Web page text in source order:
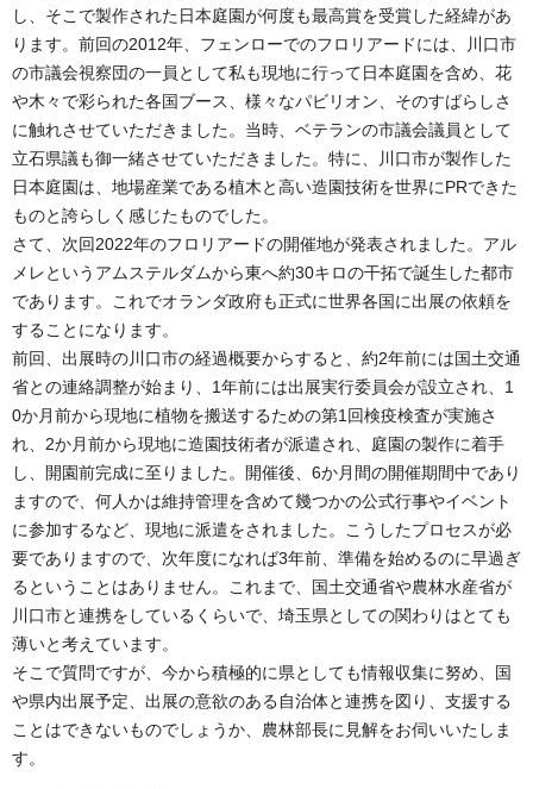
し、そこで製作された日本庭園が何度も最高賞を受賞した経緯があ
ります。前回の2012年、フェンローでのフロリアードには、川口市
の市議会視察団の一員として私も現地に行って日本庭園を含め、花
や木々で彩られた各国ブース、様々なパビリオン、そのすばらしさ
に触れさせていただきました。当時、ベテランの市議会議員として
立石県議も御一緒させていただきました。特に、川口市が製作した
日本庭園は、地場産業である植木と高い造園技術を世界にPRできた
ものと誇らしく感じたものでした。
さて、次回2022年のフロリアードの開催地が発表されました。アル
メレというアムステルダムから東へ約30キロの干拓で誕生した都市
であります。これでオランダ政府も正式に世界各国に出展の依頼を
することになります。
前回、出展時の川口市の経過概要からすると、約2年前には国土交通
省との連絡調整が始まり、1年前には出展実行委員会が設立され、1
0か月前から現地に植物を搬送するための第1回検疫検査が実施さ
れ、2か月前から現地に造園技術者が派遣され、庭園の製作に着手
し、開園前完成に至りました。開催後、6か月間の開催期間中であり
ますので、何人かは維持管理を含めて幾つかの公式行事やイベント
に参加するなど、現地に派遣をされました。こうしたプロセスが必
要でありますので、次年度になれば3年前、準備を始めるのに早過ぎ
るということはありません。これまで、国土交通省や農林水産省が
川口市と連携をしているくらいで、埼玉県としての関わりはとても
薄いと考えています。
そこで質問ですが、今から積極的に県としても情報収集に努め、国
や県内出展予定、出展の意欲のある自治体と連携を図り、支援する
ことはできないものでしょうか、農林部長に見解をお伺いいたしま
す。